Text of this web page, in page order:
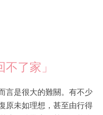
了家」
言是很大的難關。有不少
原未如理想，甚至由行得